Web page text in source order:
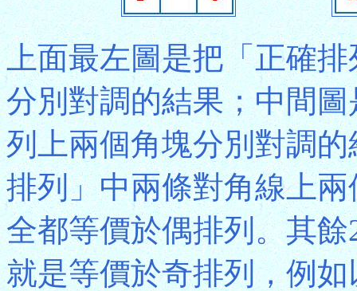
上面最左圖是把「正確
分別對調的結果；中間
列上兩個角塊分別對調
排列」中兩條對角線上
全都等價於偶排列。其
就是等價於奇排列，例